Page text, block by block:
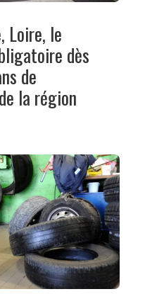
Loire, le
dès
de
la région